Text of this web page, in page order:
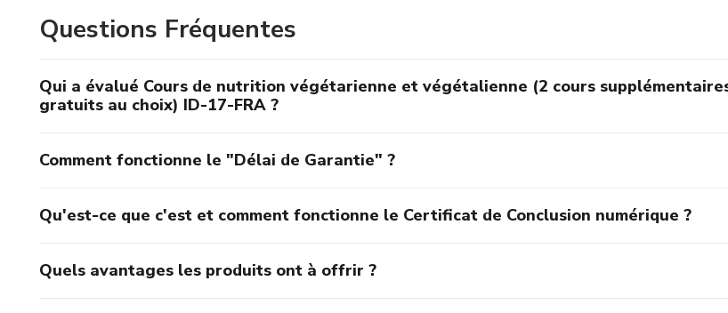
Questions Fréquentes
Qui a évalué Cours de nutrition végétarienne et végétalienne (2 cours
gratuits au choix) ID-17-FRA ?
Comment fonctionne le "Délai de Garantie" ?
Qu'est-ce que c'est et comment fonctionne le Certificat de Conclusion numérique ?
Quels avantages les produits ont à offrir ?